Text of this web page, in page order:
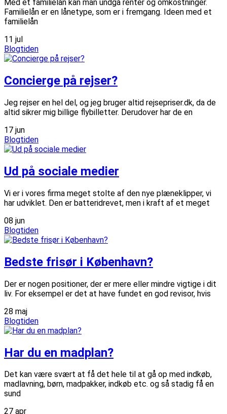
Med et familielån kan man undgå renter og omkostninger.
Familielån er en lånetype, som er i fremgang. Ideen med et
familielån
11 jul
Blogtiden
Concierge på rejser?
Jeg rejser en hel del, og jeg bruger altid rejsepriser.dk, da de
altid sikrer mig billige flybilletter. Derudover har de en
17 jun
Blogtiden
Ud på sociale medier
Vi er i vores firma meget stolte af den nye plæneklipper, vi
har udviklet. Den er batteridrevet, men i kraft af et meget
08 jun
Blogtiden
Bedste frisør i København?
Der er nogen positioner, der er mere eller mindre vigtige i dit
liv. For eksempel er det at have fundet en god revisor, hvis
28 maj
Blogtiden
Har du en madplan?
Det kan være svært at få det hele til at gå op med indkøb,
madlavning, børn, madpakker, indkøb etc. og så stadig få en
sund
27 apr